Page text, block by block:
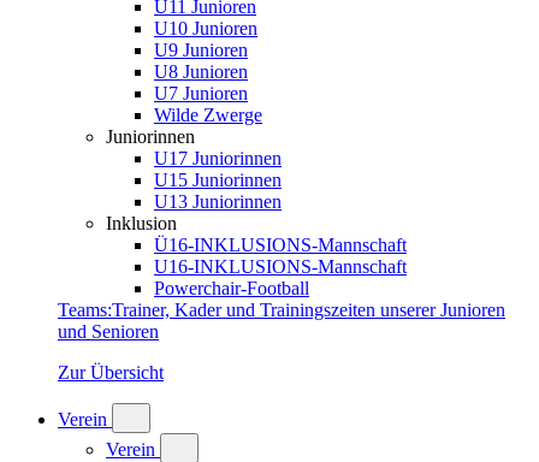
U11 Junioren
U10 Junioren
U9 Junioren
U8 Junioren
U7 Junioren
Wilde Zwerge
Juniorinnen
U17 Juniorinnen
U15 Juniorinnen
U13 Juniorinnen
Inklusion
Ü16-INKLUSIONS-Mannschaft
U16-INKLUSIONS-Mannschaft
Powerchair-Football
Teams:Trainer, Kader und Trainingszeiten unserer Junioren
und Senioren
Zur Übersicht
Verein
Verein